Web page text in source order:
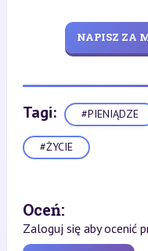
NAPISZ ZA
Tagi: #PIENIĄDZE
#ŻYCIE
Oceń:
Zaloguj się aby ocenić